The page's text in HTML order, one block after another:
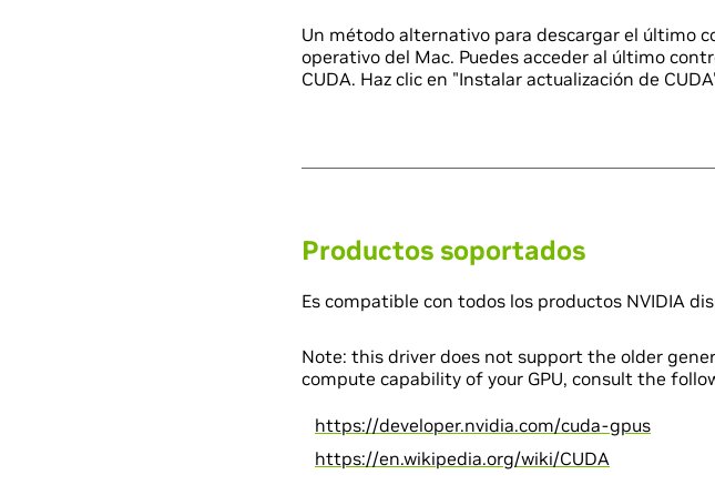
Un método alternativo para descargar el último
operativo del Mac. Puedes acceder al último
CUDA. Haz clic en "Instalar actualización de
Productos soportados
Es compatible con todos los productos NVIDIA
Note: this driver does not support the older
compute capability of your GPU, consult the
https://developer.nvidia.com/cuda-gpus
https://en.wikipedia.org/wiki/CUDA